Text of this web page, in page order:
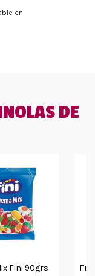
en
DE
Fini 90grs